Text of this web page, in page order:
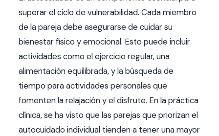
superar el ciclo de vulnerabilidad. Cada miembro
de la pareja debe asegurarse de cuidar su
bienestar físico y emocional. Esto puede incluir
actividades como el ejercicio regular, una
alimentación equilibrada, y la búsqueda de
tiempo para actividades personales que
fomenten la relajación y el disfrute. En la práctica
clínica, se ha visto que las parejas que priorizan el
autocuidado individual tienden a tener una mayor